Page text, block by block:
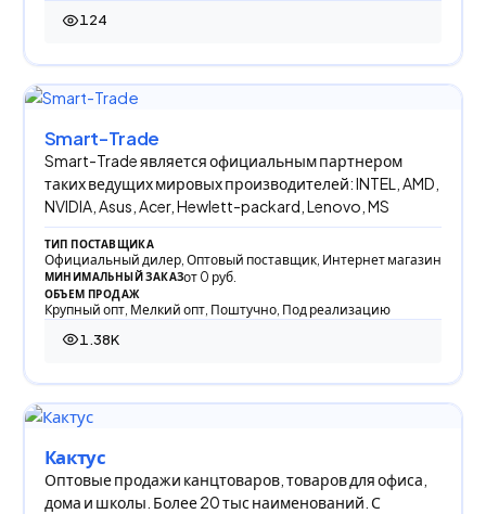
124
124 просмотра
Smart-Trade
Smart-Trade является официальным партнером
таких ведущих мировых производителей: INTEL, AMD,
NVIDIA, Asus, Acer, Hewlett-packard, Lenovo, MS
ТИП ПОСТАВЩИКА
Официальный дилер, Оптовый поставщик, Интернет магазин
МИНИМАЛЬНЫЙ ЗАКАЗот 0 руб.
ОБЪЕМ ПРОДАЖ
Крупный опт, Мелкий опт, Поштучно, Под реализацию
1.38K
1 380 просмотров
Кактус
Оптовые продажи канцтоваров, товаров для офиса,
дома и школы. Более 20 тыс наименований. С